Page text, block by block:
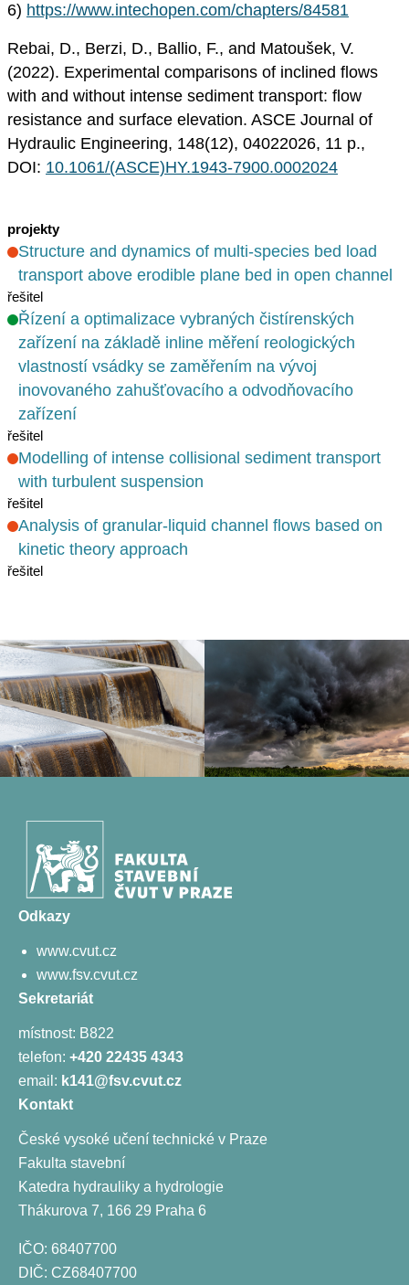
6) https://www.intechopen.com/chapters/84581
Rebai, D., Berzi, D., Ballio, F., and Matoušek, V.
(2022). Experimental comparisons of inclined flows
with and without intense sediment transport: flow
resistance and surface elevation. ASCE Journal of
Hydraulic Engineering, 148(12), 04022026, 11 p.,
DOI: 10.1061/(ASCE)HY.1943-7900.0002024
projekty
Structure and dynamics of multi-species bed load
transport above erodible plane bed in open channel
řešitel
Řízení a optimalizace vybraných čistírenských
zařízení na základě inline měření reologických
vlastností vsádky se zaměřením na vývoj
inovovaného zahušťovacího a odvodňovacího
zařízení
řešitel
Modelling of intense collisional sediment transport
with turbulent suspension
řešitel
Analysis of granular-liquid channel flows based on
kinetic theory approach
řešitel
Odkazy
www.cvut.cz
www.fsv.cvut.cz
Sekretariát
místnost: B822
telefon: +420 22435 4343
email: k141@fsv.cvut.cz
Kontakt
České vysoké učení technické v Praze
Fakulta stavební
Katedra hydrauliky a hydrologie
Thákurova 7, 166 29 Praha 6
IČO: 68407700
DIČ: CZ68407700